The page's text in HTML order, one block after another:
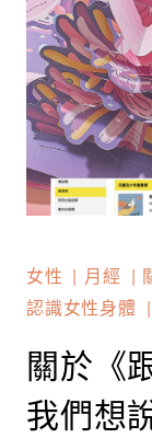
女性 月經
認識女性身體
關於《
我們想